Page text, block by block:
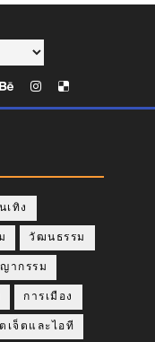
เทิง
วัฒนธรรม
ากรรม
การเมือง
เจ็ตและไอที